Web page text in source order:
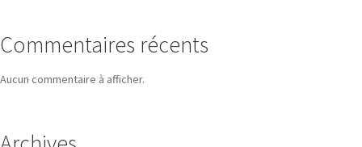
Commentaires récents
Aucun commentaire à afficher.